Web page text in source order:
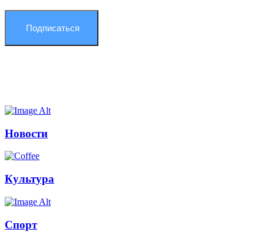
Подписаться
Новости
Культура
Спорт